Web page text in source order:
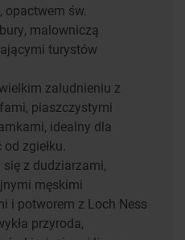
opactwem św.
malowniczą
turystów
zaludnieniu z
piaszczystymi
idealny dla
zgiełku.
z dudziarzami,
męskimi
i potworem z Loch Ness
przyroda,